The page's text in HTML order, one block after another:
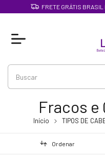
FRETE GRÁTIS
Fracos e
Início TIPOS DE
Ordenar